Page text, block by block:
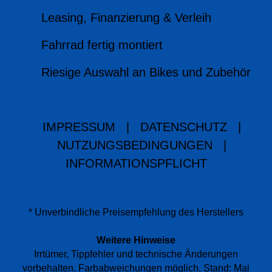
Leasing, Finanzierung & Verleih
Fahrrad fertig montiert
Riesige Auswahl an Bikes und Zubehör
IMPRESSUM DATENSCHUTZ
NUTZUNGSBEDINGUNGEN
INFORMATIONSPFLICHT
* Unverbindliche Preisempfehlung des Herstellers
Weitere Hinweise
Irrtümer, Tippfehler und technische Änderungen
vorbehalten. Farbabweichungen möglich. Stand: Mai